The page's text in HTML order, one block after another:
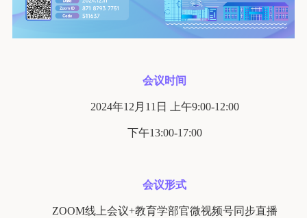
会议时间
2024年12月11日 上午9:00-12:00
下午13:00-17:00
会议形式
ZOOM线上会议+教育学部官微视频号同步直播